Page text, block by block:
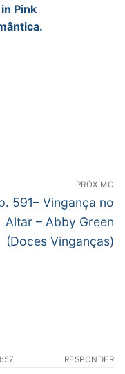
Pink
.
PRÓXIMO
591– Vingança no
Altar – Abby Green
(Doces Vinganças)
RESPONDER